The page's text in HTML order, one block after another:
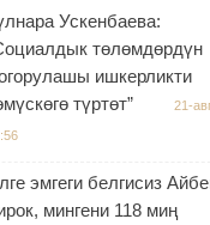
Ускенбаева:
төлөмдөрдүн
ишкерликти
түртөт”
21-
эмгеги белгисиз
мингени 118 миң